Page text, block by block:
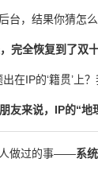
台，结果你猜怎么
完全恢复到了双十
在IP的‘籍贯’上
来说，IP的“地
人做过的事——系